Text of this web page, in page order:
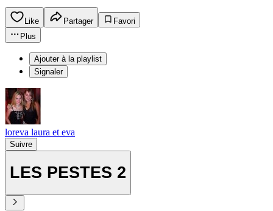
Like Partager
Favori
Plus
Ajouter à la playlist
Signaler
loreva laura et eva
Suivre
LES PESTES 2